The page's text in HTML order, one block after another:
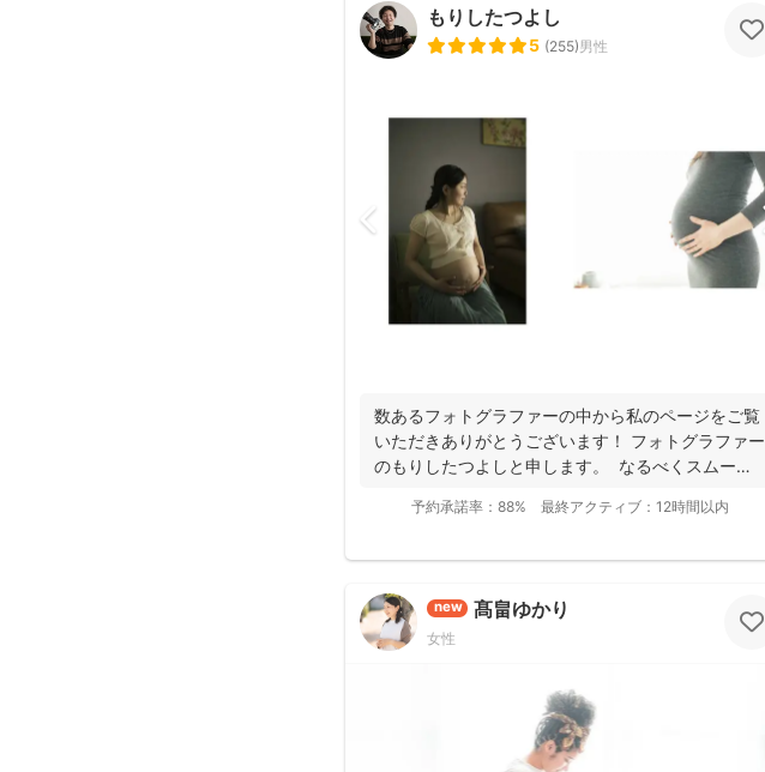
もりしたつよし
5 (255)男性
数あるフォトグラファーの中から私のページをご覧
いただきありがとうございます！ フォトグラファー
のもりしたつよしと申します。 なるべくスムーズ
予約承諾率： 88% 最終アクティブ： 12時間以内
new 髙畠ゆかり
女性